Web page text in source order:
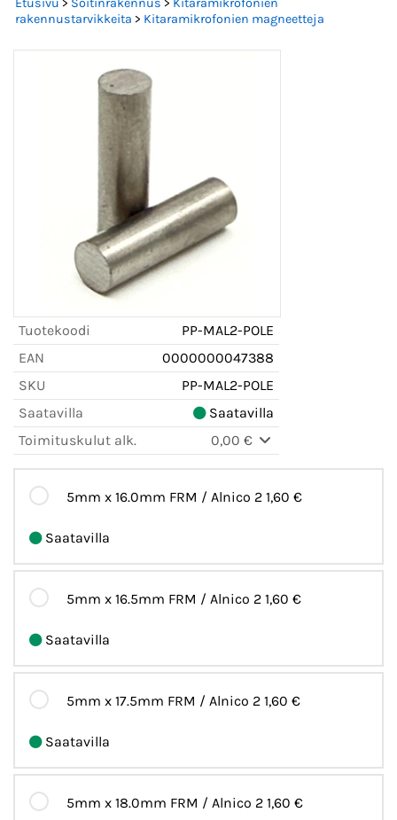
Etusivu > Soitinrakennus > Kitaramikrofonien
rakennustarvikkeita > Kitaramikrofonien magneetteja
Tuotekoodi
PP-MAL2-POLE
EAN
0000000047388
SKU
PP-MAL2-POLE
Saatavilla
Saatavilla
Toimituskulut alk.
0,00 €
5mm x 16.0mm FRM / Alnico 2 1,60 €
Saatavilla
5mm x 16.5mm FRM / Alnico 2 1,60 €
Saatavilla
5mm x 17.5mm FRM / Alnico 2 1,60 €
Saatavilla
5mm x 18.0mm FRM / Alnico 2 1,60 €